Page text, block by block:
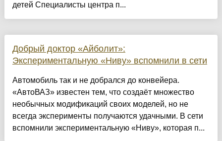
детей Специалисты центра п...
Добрый доктор «Айболит»:
Экспериментальную «Ниву» вспомнили в сети
Автомобиль так и не добрался до конвейера.
«АвтоВАЗ» известен тем, что создаёт множество
необычных модификаций своих моделей, но не
всегда эксперименты получаются удачными. В сети
вспомнили экспериментальную «Ниву», которая п...